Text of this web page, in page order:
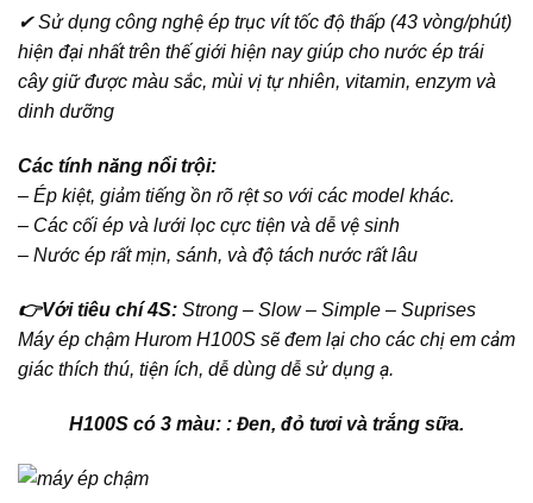
✔ Sử dụng công nghệ ép trục vít tốc độ thấp (43 vòng/phút)
hiện đại nhất trên thế giới hiện nay giúp cho nước ép trái
cây giữ được màu sắc, mùi vị tự nhiên, vitamin, enzym và
dinh dưỡng
Các tính năng nổi trội:
– Ép kiệt, giảm tiếng ồn rõ rệt so với các model khác.
– Các cối ép và lưới lọc cực tiện và dễ vệ sinh
– Nước ép rất mịn, sánh, và độ tách nước rất lâu
👉Với tiêu chí 4S: Strong – Slow – Simple – Suprises
Máy ép chậm Hurom H100S sẽ đem lại cho các chị em cảm
giác thích thú, tiện ích, dễ dùng dễ sử dụng ạ.
H100S có 3 màu: : Đen, đỏ tươi và trắng sữa.